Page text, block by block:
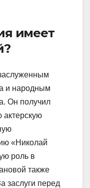
имеет
и народным
Он получил
актерскую
«Николай
роль в
также
заслуги перед